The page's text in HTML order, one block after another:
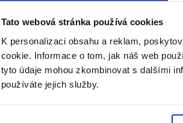
Tato webová stránka používá cookies
K personalizaci obsahu a reklam,
cookie. Informace o tom, jak náš web
tyto údaje mohou zkombinovat s dalšími
používáte jejich služby.
Ethernet!